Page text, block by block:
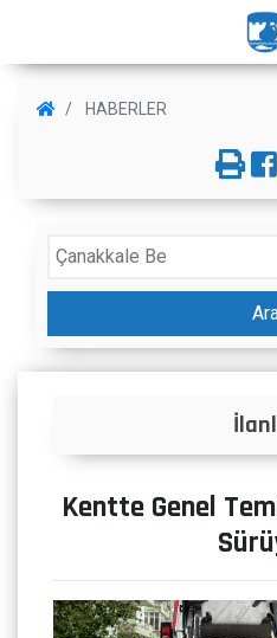
HABERLER
Kentte Genel